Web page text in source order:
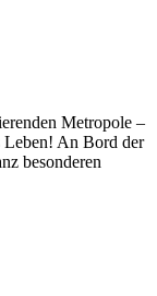
Metropole –
An Bord der
besonderen